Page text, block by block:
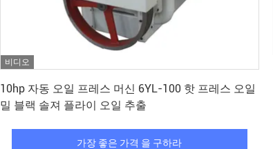
비디오
10hp 자동 오일 프레스 머신 6YL-100 핫 프레스 오일
밀 블랙 솔져 플라이 오일 추출
가장 좋은 가격 을 구하라